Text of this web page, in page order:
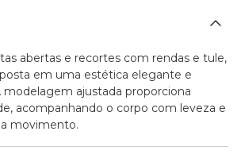
abertas e recortes com rendas e tule,
em uma estética elegante e
modelagem ajustada proporciona
acompanhando o corpo com leveza e
movimento.